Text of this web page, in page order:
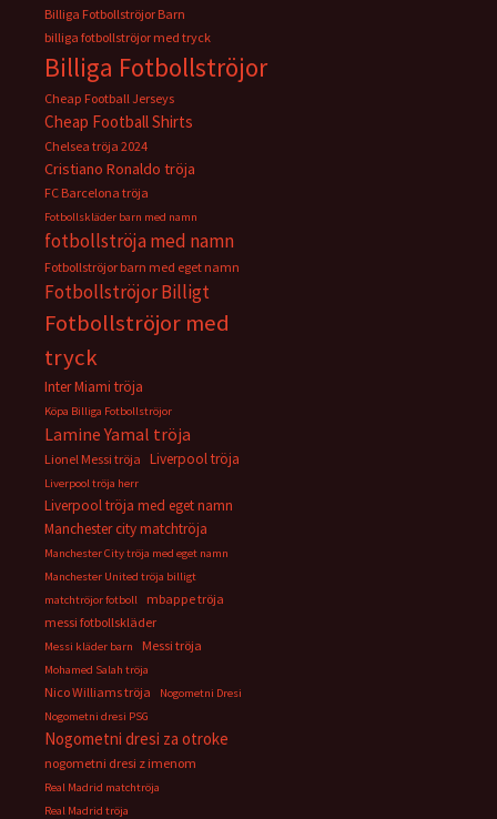
Billiga Fotbollströjor Barn
billiga fotbollströjor med tryck
Billiga Fotbollströjor
Cheap Football Jerseys
Cheap Football Shirts
Chelsea tröja 2024
Cristiano Ronaldo tröja
FC Barcelona tröja
Fotbollskläder barn med namn
fotbollströja med namn
Fotbollströjor barn med eget namn
Fotbollströjor Billigt
Fotbollströjor med
tryck
Inter Miami tröja
Köpa Billiga Fotbollströjor
Lamine Yamal tröja
Lionel Messi tröja Liverpool tröja
Liverpool tröja herr
Liverpool tröja med eget namn
Manchester city matchtröja
Manchester City tröja med eget namn
Manchester United tröja billigt
matchtröjor fotboll
mbappe tröja
messi fotbollskläder
Messi kläder barn Messi tröja
Mohamed Salah tröja
Nico Williams tröja
Nogometni Dresi
Nogometni dresi PSG
Nogometni dresi za otroke
nogometni dresi z imenom
Real Madrid matchtröja
Real Madrid tröja